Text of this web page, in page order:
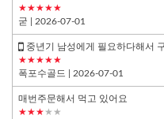
★★★★★
굳 | 2026-07-01
중년기 남성에게 필요하다해서
★★★★★
폭포수골드 | 2026-07-01
매번주문해서 먹고 있어요
★★★★★